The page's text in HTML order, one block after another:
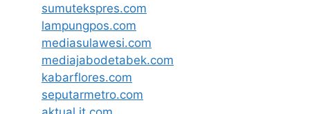
sumutekspres.com
lampungpos.com
mediasulawesi.com
mediajabodetabek.com
kabarflores.com
seputarmetro.com